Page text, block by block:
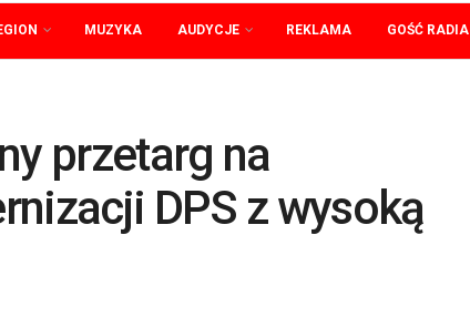
MUZYKA AUDYCJE REKLAMA GOŚĆ RADIA
przetarg na
DPS z wysoką